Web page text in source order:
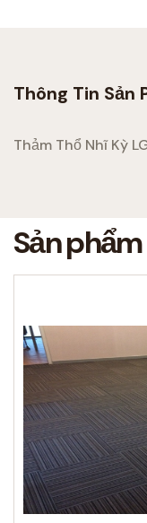
Thông Tin Sản
Thảm Thổ Nhĩ Kỳ
Sản